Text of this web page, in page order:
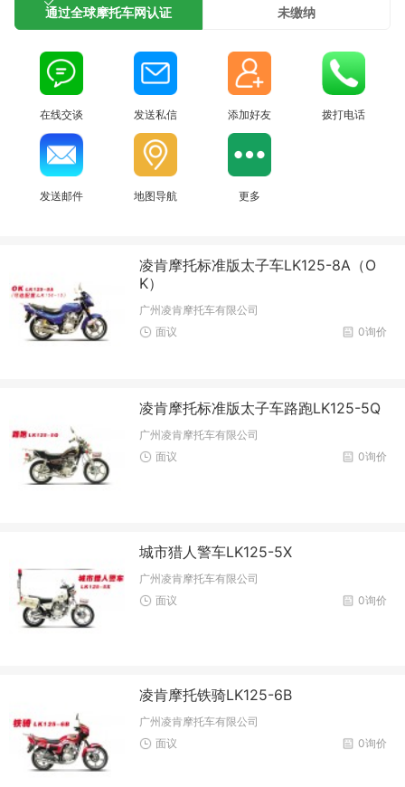
通过全球摩托车网认证 未缴纳
在线交谈 发送私信 添加好友 拨打电话
发送邮件 地图导航 更多
凌肯摩托标准版太子车LK125-8A（O
K）
广州凌肯摩托车有限公司
0询价
面议
凌肯摩托标准版太子车路跑LK125-5Q
广州凌肯摩托车有限公司
0询价
面议
城市猎人警车LK125-5X
广州凌肯摩托车有限公司
0询价
面议
凌肯摩托铁骑LK125-6B
广州凌肯摩托车有限公司
0询价
面议